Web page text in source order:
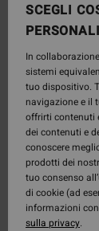
SCEGLI
PERSONALI
In
sistemi
tuo dispositivo.
navigazione e il
offrirti contenuti
dei contenuti e
conoscere
prodotti dei
tuo consenso
di cookie (ad
informazioni
sulla privacy.